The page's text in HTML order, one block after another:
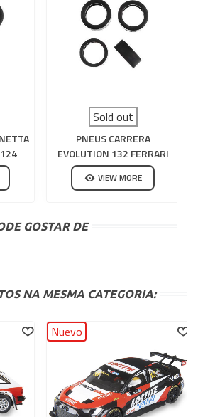
Sold out
PNEUS CARRERA
EVOLUTION 132 FERRARI
FXX K EVOLUZIONE
VIEW MORE
GOSTAR DE
NA MESMA CATEGORIA:
Nuevo